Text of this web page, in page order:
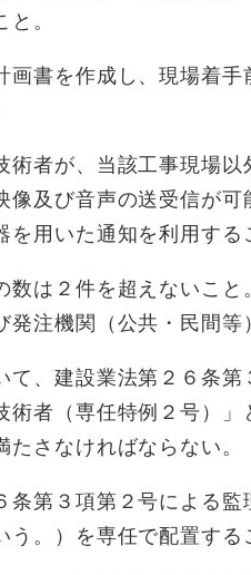
。
書を作成し、現場着手
者が、当該工事現場以
像及び音声の送受信が
を用いた通知を利用する
は２件を超えないこと
発注機関（公共・民間等
て、建設業法第２６条
術者（専任特例２号）
たさなければならない。
第３項第２号による監
う。）を専任で配置する